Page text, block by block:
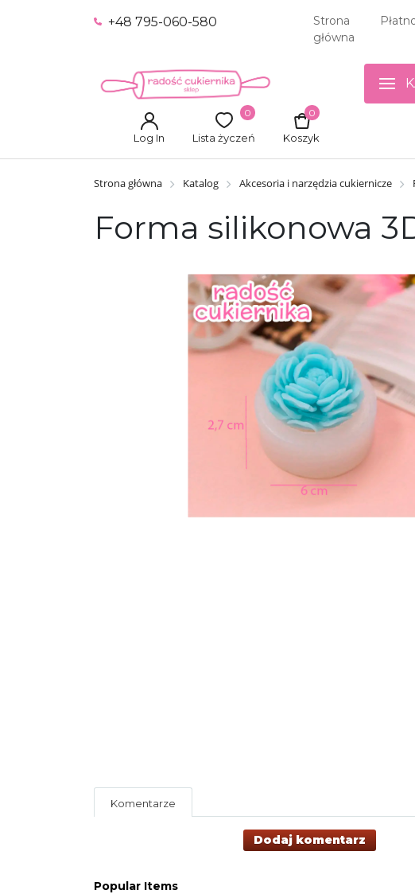
+48 795-060-580
Strona
główna
Log In Lista życzeń
0
Koszyk
0
Strona główna Katalog Akcesoria i narzędzia cukiernicze
Forma silikonowa
Komentarze
Dodaj komentarz
Popular Items